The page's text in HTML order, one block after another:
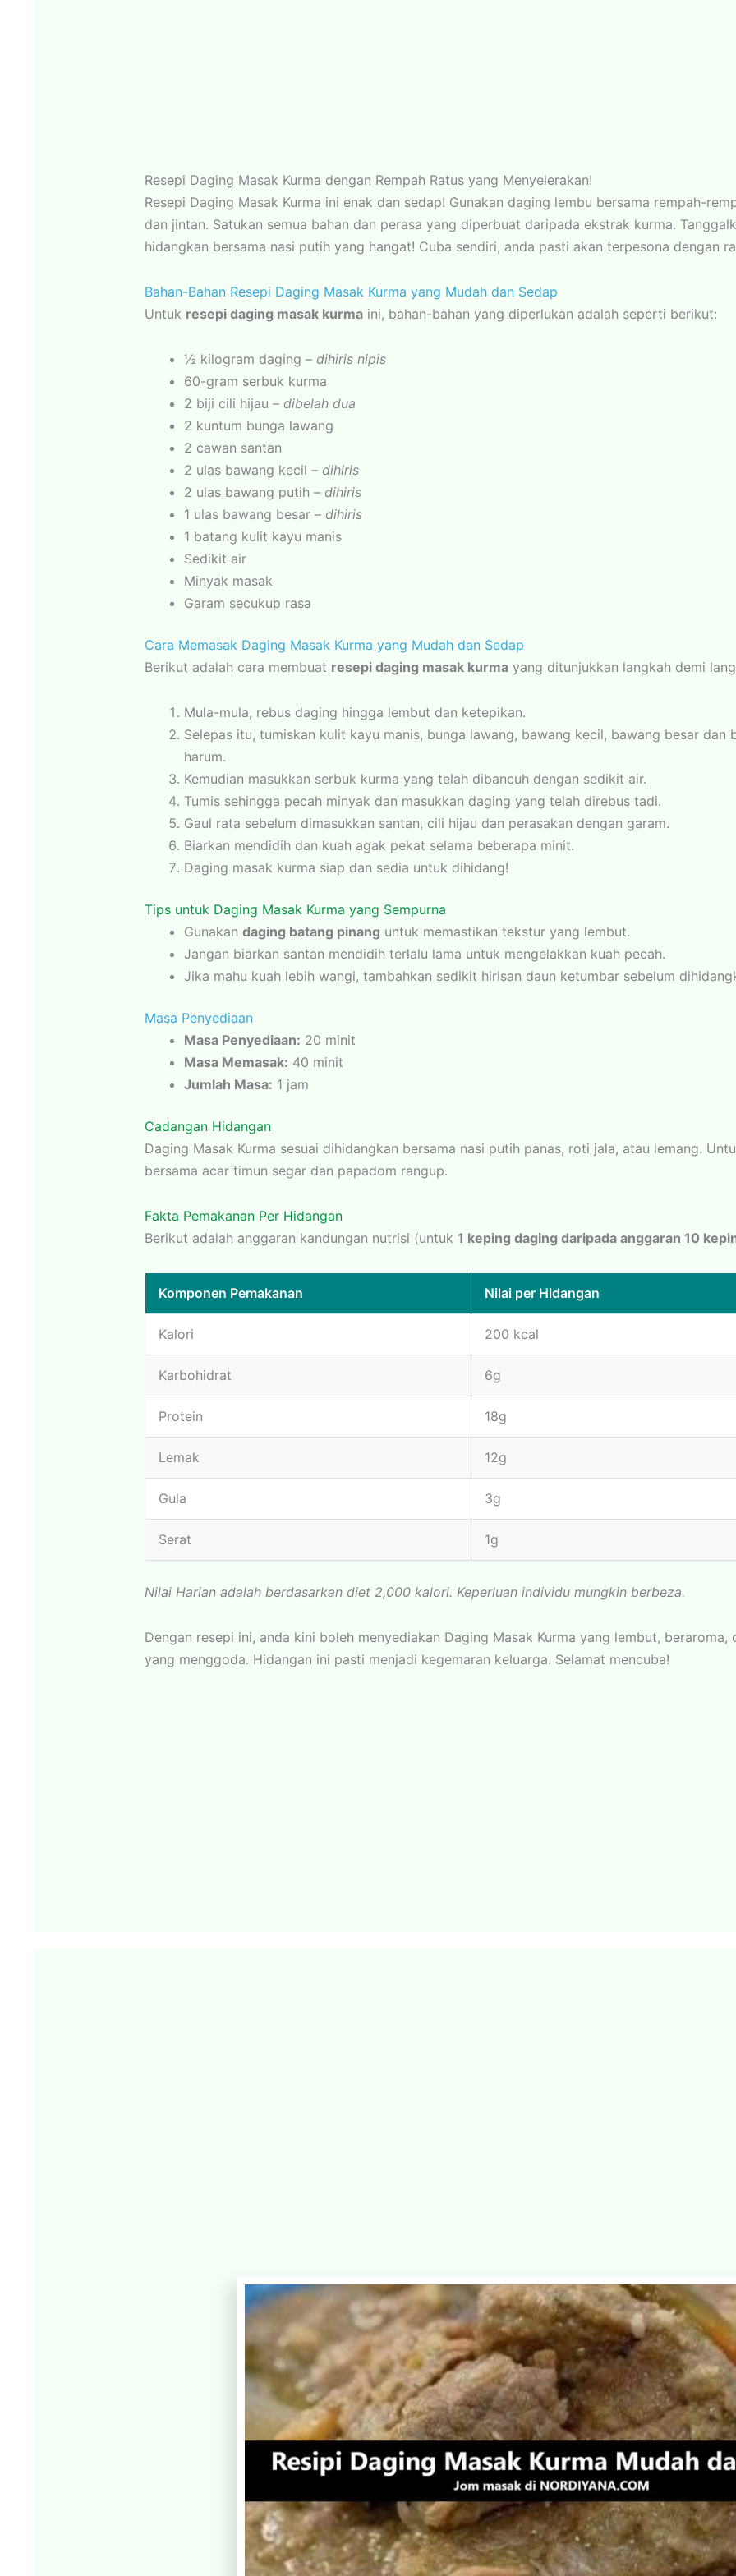
Resepi Daging Masak Kurma dengan Rempah Ratus yang Menyelerakan!
Resepi Daging Masak Kurma ini enak dan sedap! Gunakan daging lembu bersama rempah-
dan jintan. Satukan semua bahan dan perasa yang diperbuat daripada ekstrak kurma.
hidangkan bersama nasi putih yang hangat! Cuba sendiri, anda pasti akan terpesona dengan
Bahan-Bahan Resepi Daging Masak Kurma yang Mudah dan Sedap
Untuk resepi daging masak kurma ini, bahan-bahan yang diperlukan adalah seperti berikut:
½ kilogram daging – dihiris nipis
60-gram serbuk kurma
2 biji cili hijau – dibelah dua
2 kuntum bunga lawang
2 cawan santan
2 ulas bawang kecil – dihiris
2 ulas bawang putih – dihiris
1 ulas bawang besar – dihiris
1 batang kulit kayu manis
Sedikit air
Minyak masak
Garam secukup rasa
Cara Memasak Daging Masak Kurma yang Mudah dan Sedap
Berikut adalah cara membuat resepi daging masak kurma yang ditunjukkan langkah demi
Mula-mula, rebus daging hingga lembut dan ketepikan.
Selepas itu, tumiskan kulit kayu manis, bunga lawang, bawang kecil, bawang besar dan
harum.
Kemudian masukkan serbuk kurma yang telah dibancuh dengan sedikit air.
Tumis sehingga pecah minyak dan masukkan daging yang telah direbus tadi.
Gaul rata sebelum dimasukkan santan, cili hijau dan perasakan dengan garam.
Biarkan mendidih dan kuah agak pekat selama beberapa minit.
Daging masak kurma siap dan sedia untuk dihidang!
Tips untuk Daging Masak Kurma yang Sempurna
Gunakan daging batang pinang untuk memastikan tekstur yang lembut.
Jangan biarkan santan mendidih terlalu lama untuk mengelakkan kuah pecah.
Jika mahu kuah lebih wangi, tambahkan sedikit hirisan daun ketumbar sebelum
Masa Penyediaan
Masa Penyediaan: 20 minit
Masa Memasak: 40 minit
Jumlah Masa: 1 jam
Cadangan Hidangan
Daging Masak Kurma sesuai dihidangkan bersama nasi putih panas, roti jala, atau lemang.
bersama acar timun segar dan papadom rangup.
Fakta Pemakanan Per Hidangan
Berikut adalah anggaran kandungan nutrisi (untuk 1 keping daging daripada anggaran 10
Komponen Pemakanan Nilai per Hidangan
Kalori 200 kcal
Karbohidrat 6g
Protein 18g
Lemak 12g
Gula 3g
Serat 1g
Nilai Harian adalah berdasarkan diet 2,000 kalori. Keperluan individu mungkin berbeza.
Dengan resepi ini, anda kini boleh menyediakan Daging Masak Kurma yang lembut, beraroma,
yang menggoda. Hidangan ini pasti menjadi kegemaran keluarga. Selamat mencuba!